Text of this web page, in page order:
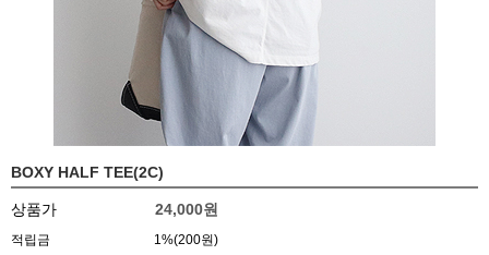
BOXY HALF TEE(2C)
상품가 24,000원
적립금 1%(200원)